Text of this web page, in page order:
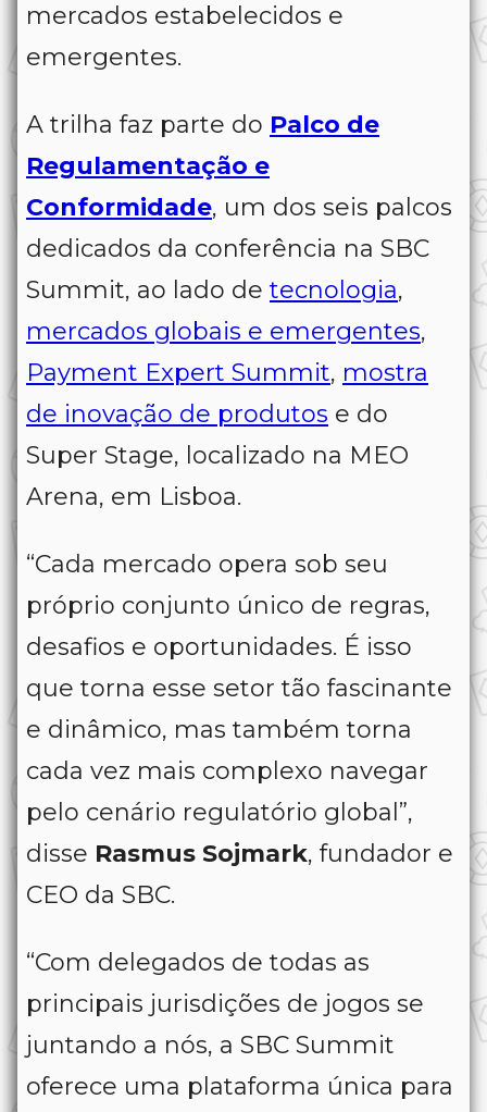
mercados estabelecidos e
emergentes.
A trilha faz parte do Palco de
Regulamentação e
Conformidade, um dos seis palcos
dedicados da conferência na SBC
Summit, ao lado de tecnologia,
mercados globais e emergentes,
Payment Expert Summit, mostra
de inovação de produtos e do
Super Stage, localizado na MEO
Arena, em Lisboa.
“Cada mercado opera sob seu
próprio conjunto único de regras,
desafios e oportunidades. É isso
que torna esse setor tão fascinante
e dinâmico, mas também torna
cada vez mais complexo navegar
pelo cenário regulatório global”,
disse Rasmus Sojmark, fundador e
CEO da SBC.
“Com delegados de todas as
principais jurisdições de jogos se
juntando a nós, a SBC Summit
oferece uma plataforma única para